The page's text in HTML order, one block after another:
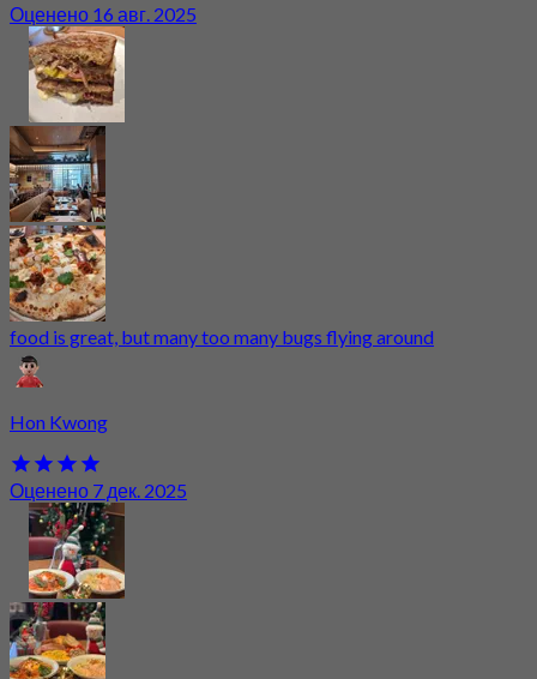
Оценено 16 авг. 2025
food is great, but many too many bugs flying around
Hon Kwong
Оценено 7 дек. 2025